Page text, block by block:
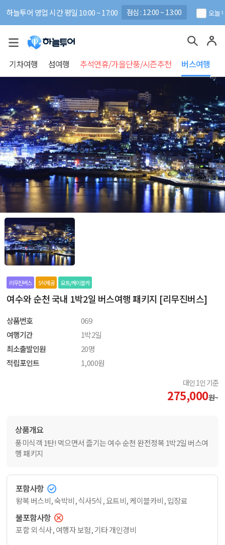
하늘투어 영업 시간 평일 10:00 ~ 17:00 점심 : 12:00 ~ 13:00 오늘
기차여행 섬여행 추석연휴/가을단풍/시즌추천 버스여행
리무진버스 5식제공 요트/케이블카
여수와 순천 국내 1박2일 버스여행 패키지 [리무진버스]
상품번호
069
여행기간
1박2일
최소출발인원
20명
적립포인트
1,000원
대인 1인 기준
275,000원~
상품개요
풍미식객 1탄! 먹으면서 즐기는 여수 순천 완전정복 1박2일 버스여
행 패키지
포함사항
왕복 버스비, 숙박비, 식사5식, 요트비, 케이블카비, 입장료
불포함사항
포함 외 식사, 여행자 보험, 기타 개인경비